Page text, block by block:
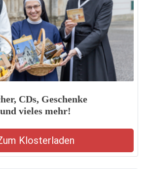
CDs, Geschenke
und vieles mehr!
Klosterladen